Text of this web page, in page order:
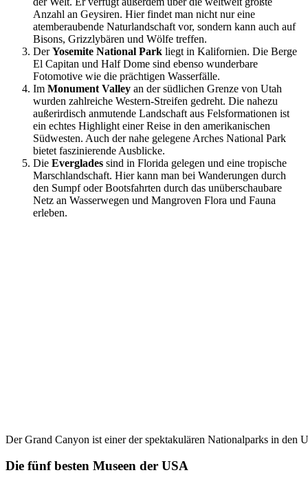
Anzahl an Geysiren. Hier findet man nicht nur eine
atemberaubende Naturlandschaft vor, sondern kann auch auf
Bisons, Grizzlybären und Wölfe treffen.
DerYosemite National Park liegt in Kalifornien. Die Berge
El Capitan und Half Dome sind ebenso wunderbare
Fotomotive wie die prächtigen Wasserfälle.
Im Monument Valley an der südlichen Grenze von Utah
wurden zahlreiche Western-Streifen gedreht. Die nahezu
außerirdisch anmutende Landschaft aus Felsformationen ist
ein echtes Highlight einer Reise in den amerikanischen
Südwesten. Auch der nahe gelegene Arches National Park
bietet faszinierende Ausblicke.
Die Everglades sind in Florida gelegen und eine tropische
Marschlandschaft. Hier kann man bei Wanderungen durch
den Sumpf oder Bootsfahrten durch das unüberschaubare
Netz an Wasserwegen und Mangroven Flora und Fauna
erleben.
Der Grand Canyon ist einer der spektakulären Nationalparks in den
Die fünf besten Museen der USA